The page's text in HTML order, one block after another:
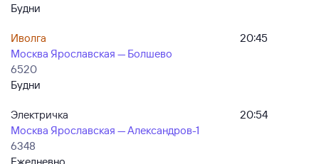
Будни
Иволга
Москва Ярославская — Болшево
6520
Будни
20:45
Электричка
Москва Ярославская — Александров-1
6348
20:54